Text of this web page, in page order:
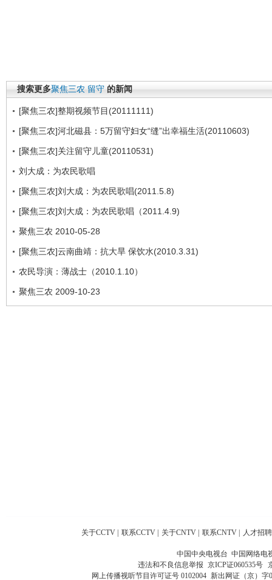
搜索更多聚焦三农 留守 的新闻
[聚焦三农]整期视频节目(20111111)
[聚焦三农]河北磁县：5万留守妇女“缝”出幸福生活(20110603)
[聚焦三农]关注留守儿童(20110531)
刘大成：为农民歌唱
[聚焦三农]刘大成：为农民歌唱(2011.5.8)
[聚焦三农]刘大成：为农民歌唱（2011.4.9)
聚焦三农 2010-05-28
[聚焦三农]云南曲靖：抗大旱 保饮水(2010.3.31)
农民导演：薄战士（2010.1.10）
聚焦三农 2009-10-23
关于CCTV 联系CCTV 关于CNTV 联系CNTV 人才招聘
中国中央电视台 中国网络电
违法和不良信息举报 京ICP证060535号
网上传播视听节目许可证号 0102004 新出网证（京）